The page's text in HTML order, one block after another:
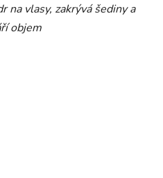
na vlasy, zakrývá šediny a
objem